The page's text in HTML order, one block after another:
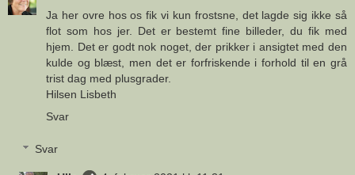
Ja her ovre hos os fik vi kun frostsne, det lagde sig ikke så
flot som hos jer. Det er bestemt fine billeder, du fik med
hjem. Det er godt nok noget, der prikker i ansigtet med den
kulde og blæst, men det er forfriskende i forhold til en grå
trist dag med plusgrader.
Hilsen Lisbeth
Svar
Svar